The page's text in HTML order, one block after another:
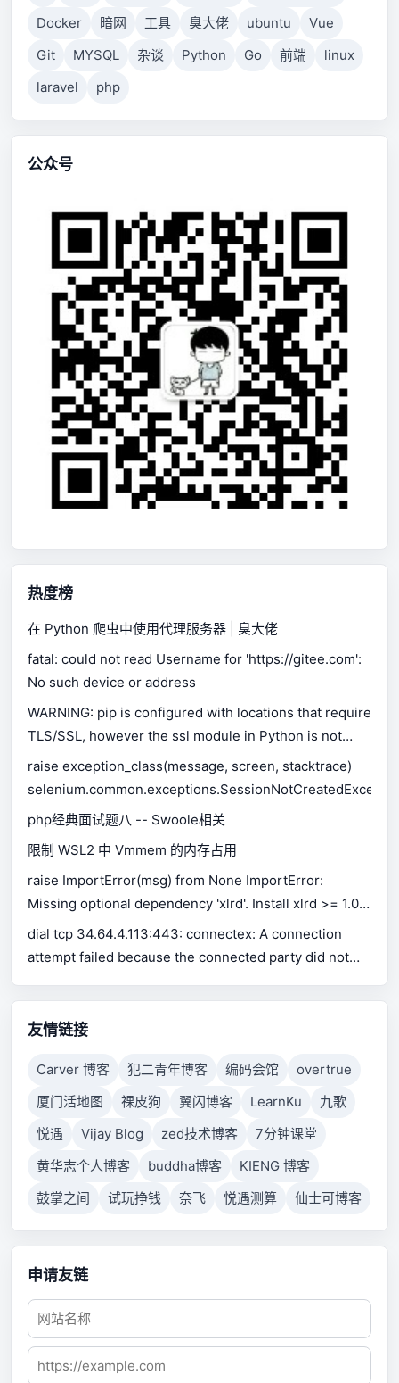
Docker
暗网 工具 臭大佬 ubuntu
Vue
Git
MYSQL 杂谈 Python Go 前端
linux
laravel
php
公众号
热度榜
在 Python 爬虫中使用代理服务器 | 臭大佬
fatal: could not read Username for 'https://gitee.com':
No such device or address
WARNING: pip is configured with locations that require
TLS/SSL, however the ssl module in Python is not
available.
raise exception_class(message, screen, stacktrace)
php经典面试题八 -- Swoole相关
限制 WSL2 中 Vmmem 的内存占用
raise ImportError(msg) from None ImportError:
Missing optional dependency 'xlrd'. Install xlrd >= 1.0.0
for Excel support Use pip or conda to install xlrd.
dial tcp 34.64.4.113:443: connectex: A connection
attempt failed because the connected party did not
connection failed because connected host has failed
to respond.
友情链接
Carver 博客 犯二青年博客 编码会馆
overtrue
厦门活地图
裸皮狗 翼闪博客 LearnKu
九歌
悦遇
Vijay Blog zed技术博客
7分钟课堂
黄华志个人博客
buddha博客
KIENG 博客
鼓掌之间
试玩挣钱 奈飞 悦遇测算 仙士可博客
申请友链